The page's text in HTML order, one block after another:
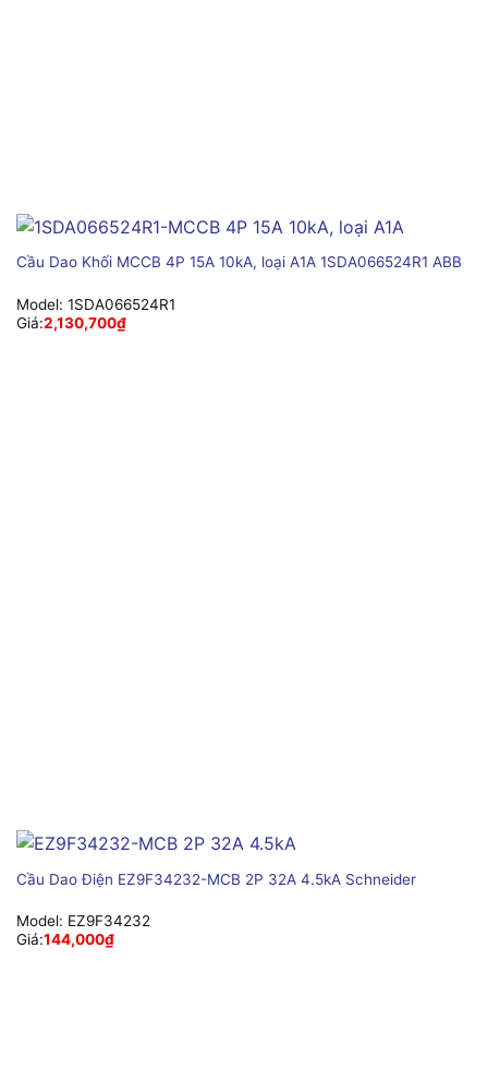
Cầu Dao Khối MCCB 4P 15A 10kA, loại A1A 1SDA066524R1 ABB
Model: 1SDA066524R1
Giá:2,130,700₫
Cầu Dao Điện EZ9F34232-MCB 2P 32A 4.5kA Schneider
Model: EZ9F34232
Giá:144,000₫